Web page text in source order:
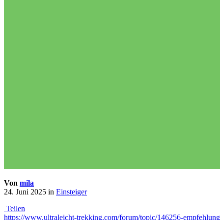
Von mila
24. Juni 2025 in Einsteiger
Teilen
https://www.ultraleicht-trekking.com/forum/topic/146256-